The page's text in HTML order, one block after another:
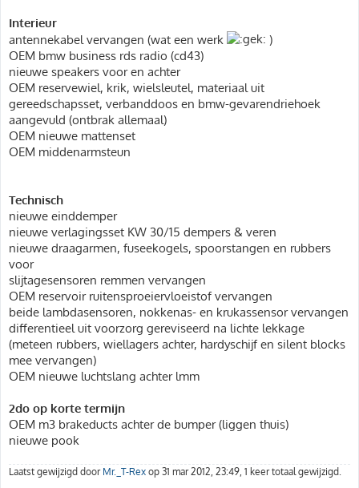
Interieur
antennekabel vervangen (wat een werk
)
OEM bmw business rds radio (cd43)
nieuwe speakers voor en achter
OEM reservewiel, krik, wielsleutel, materiaal uit
gereedschapsset, verbanddoos en bmw-gevarendriehoek
aangevuld (ontbrak allemaal)
OEM nieuwe mattenset
OEM middenarmsteun
Technisch
nieuwe einddemper
nieuwe verlagingsset KW 30/15 dempers & veren
nieuwe draagarmen, fuseekogels, spoorstangen en rubbers
voor
slijtagesensoren remmen vervangen
OEM reservoir ruitensproeiervloeistof vervangen
beide lambdasensoren, nokkenas- en krukassensor vervangen
differentieel uit voorzorg gereviseerd na lichte lekkage
(meteen rubbers, wiellagers achter, hardyschijf en silent blocks
mee vervangen)
OEM nieuwe luchtslang achter lmm
2do op korte termijn
OEM m3 brakeducts achter de bumper (liggen thuis)
nieuwe pook
Laatst gewijzigd door Mr._T-Rex op 31 mar 2012, 23:49, 1 keer totaal gewijzigd.